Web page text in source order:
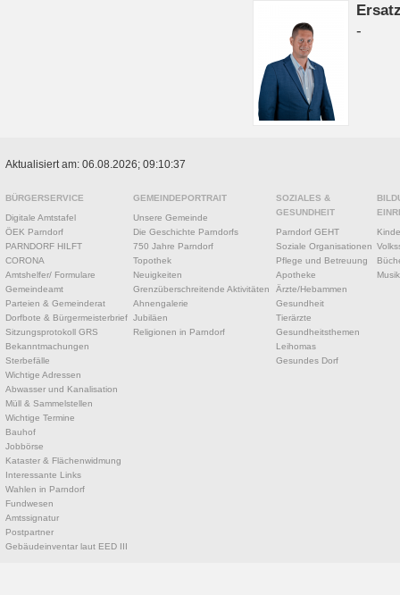
-
Aktualisiert am: 06.08.2026; 09:10:37
BÜRGERSERVICE
Digitale Amtstafel
ÖEK Parndorf
PARNDORF HILFT
CORONA
Amtshelfer/ Formulare
Gemeindeamt
Parteien & Gemeinderat
Dorfbote & Bürgermeisterbrief
Sitzungsprotokoll GRS
Bekanntmachungen
Sterbefälle
Wichtige Adressen
Abwasser und Kanalisation
Müll & Sammelstellen
Wichtige Termine
Bauhof
Jobbörse
Kataster & Flächenwidmung
Interessante Links
Wahlen in Parndorf
Fundwesen
Amtssignatur
Postpartner
Gebäudeinventar laut EED III
GEMEINDEPORTRAIT
Unsere Gemeinde
Die Geschichte Parndorfs
750 Jahre Parndorf
Topothek
Neuigkeiten
Grenzüberschreitende Aktivitäten
Ahnengalerie
Jubiläen
Religionen in Parndorf
SOZIALES &
GESUNDHEIT
Parndorf GEHT
Soziale Organisationen
Pflege und Betreuung
Apotheke
Ärzte/Hebammen
Gesundheit
Tierärzte
Gesundheitsthemen
Leihomas
Gesundes Dorf